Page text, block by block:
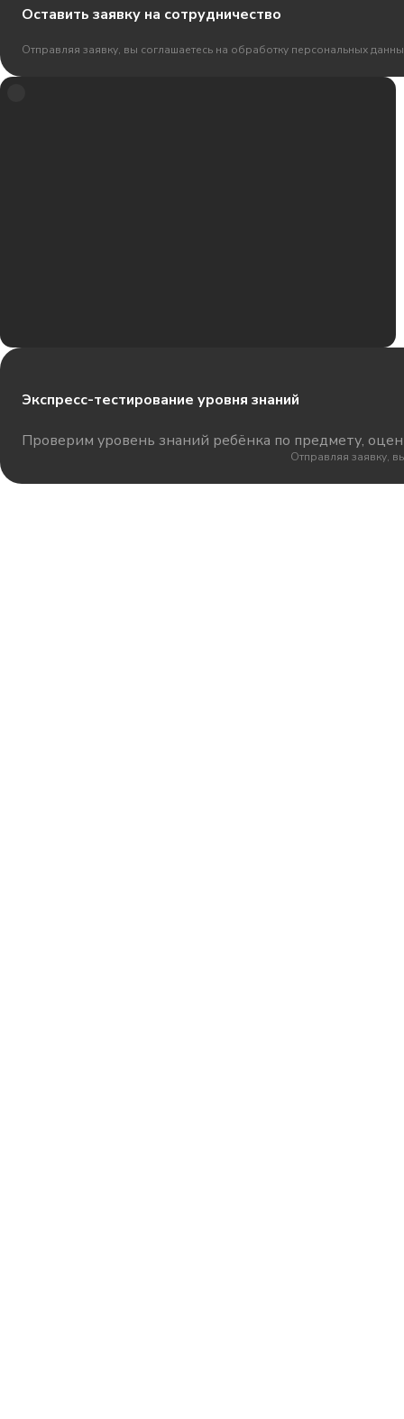
Оставить заявку на сотрудничество
Отправляя заявку, вы соглашаетесь на обработку персональных
Экспресс-тестирование уровня знаний
Проверим уровень знаний ребёнка по предмету,
Отправляя заявку,